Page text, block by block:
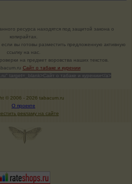
ресурса находятся под защитой закона о
копирайтах.
вы готовы разместить предложенную активную
ссылку на нас.
на предмет воровства наших текстов.
Сайт о табаке и курении
target=_blank>Сайт о табаке и курении</a>
© 2006 - 2026 tabacum.ru
О проекте
рекламу на сайте